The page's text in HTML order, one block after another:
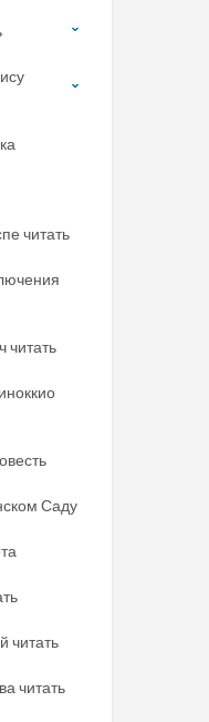
читать
читать
Саду
читать
читать